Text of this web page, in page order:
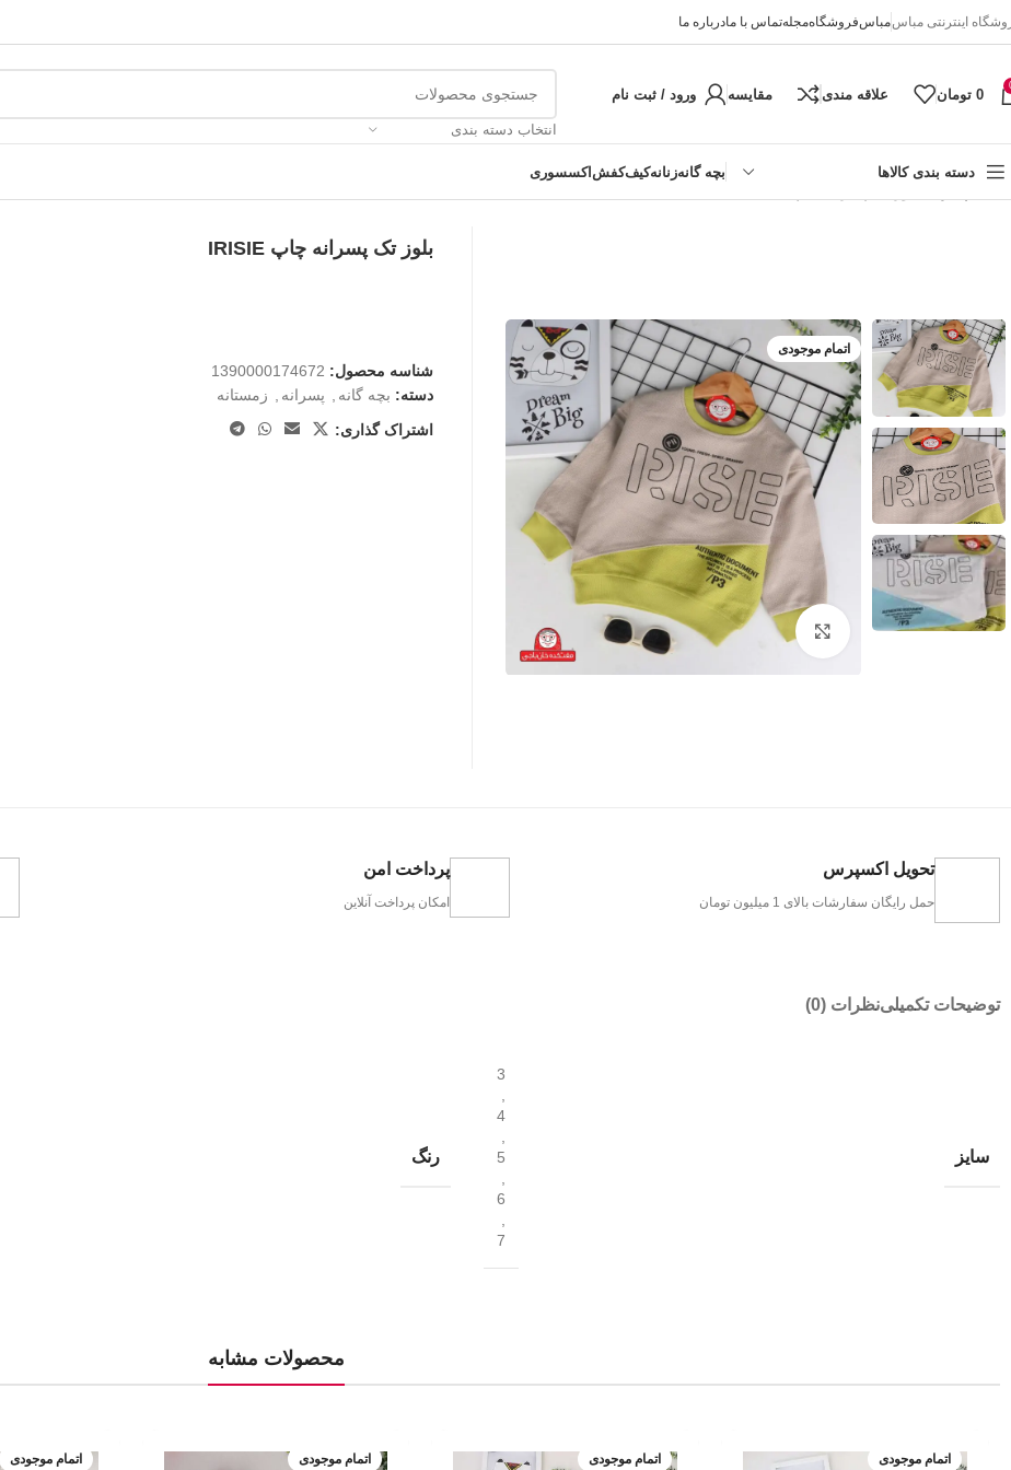
اینترنتی مباسمباسفروشگاهمجلهتماس با مادرباره ما
0 تومان علاقه مندی مقایسه ورود / ثبت نام
انتخاب دسته بندی
دسته بندی کالاها
نوزادی
بچه گانهزنانهکیفکفشاکسسوری
اتمام موجودی
بزرگنمایی تصویر
بلوز تک پسرانه چاپ IRISIE
شناسه محصول: 1390000174672
دسته: بچه گانه پسرانه
زمستانه
اشتراک گذاری:
تحویل اکسپرس
حمل رایگان سفارشات بالای 1 میلیون تومان
پرداخت امن
امکان پرداخت آنلاین
توضیحات تکمیلینظرات (0)
سایز
3
4
5
6
7
رنگ
محصولات مشابه
اتمام موجودی اتمام موجودی اتمام موجودی اتمام موجودی